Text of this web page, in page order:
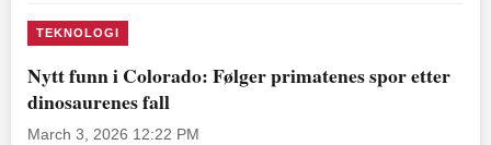
TEKNOLOGI
Nytt funn i Colorado: Følger primatenes spor etter
dinosaurenes fall
March 3, 2026 12:22 PM